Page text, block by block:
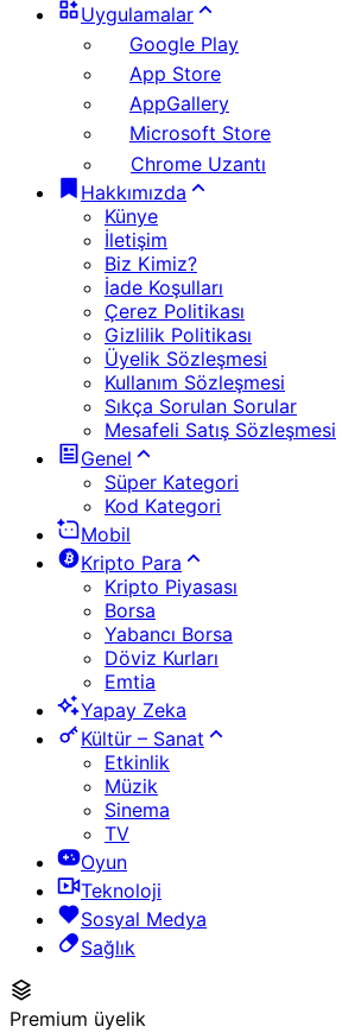
Uygulamalar
Google Play
App Store
AppGallery
Microsoft Store
Chrome Uzantı
Hakkımızda
Künye
İletişim
Biz Kimiz?
İade Koşulları
Çerez Politikası
Gizlilik Politikası
Üyelik Sözleşmesi
Kullanım Sözleşmesi
Sıkça Sorulan Sorular
Mesafeli Satış Sözleşmesi
Genel
Süper Kategori
Kod Kategori
Mobil
Kripto Para
Kripto Piyasası
Borsa
Yabancı Borsa
Döviz Kurları
Emtia
Yapay Zeka
Kültür – Sanat
Etkinlik
Müzik
Sinema
TV
Oyun
Teknoloji
Sosyal Medya
Sağlık
Premium üyelik